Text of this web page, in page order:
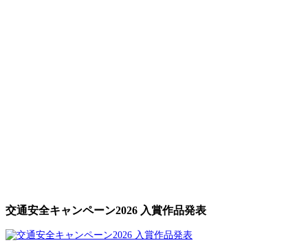
交通安全キャンペーン2026 入賞作品発表